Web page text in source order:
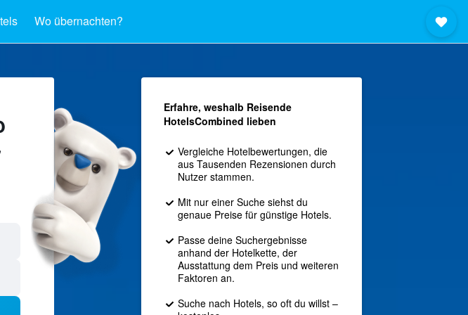
Wo übernachten?
Erfahre, weshalb Reisende
HotelsCombined lieben
Vergleiche Hotelbewertungen, die
aus Tausenden Rezensionen durch
Nutzer stammen.
Mit nur einer Suche siehst du
genaue Preise für günstige Hotels.
Passe deine Suchergebnisse
anhand der Hotelkette, der
Ausstattung dem Preis und weiteren
Faktoren an.
Suche nach Hotels, so oft du willst –